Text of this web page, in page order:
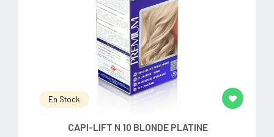
En Stock
CAPI-LIFT N 10 BLONDE PLATINE